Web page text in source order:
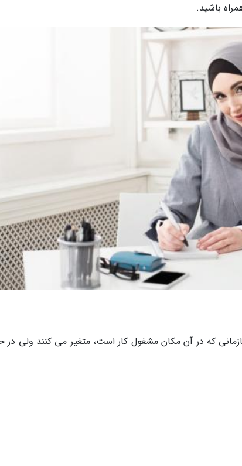
باشید.
که در آن مکان مشغول کار است، متغیر می کنند ولی در